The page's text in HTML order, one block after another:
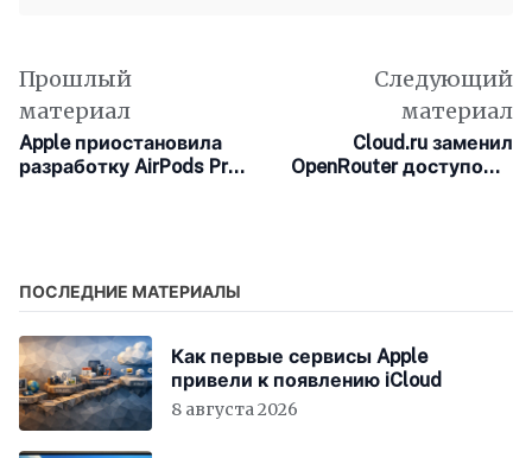
Прошлый
материал
Apple приостановила
разработку AirPods Pro
Следующий
материал
Cloud.ru заменил
OpenRouter доступом к
ПОСЛЕДНИЕ МАТЕРИАЛЫ
Как первые сервисы Apple
привели к появлению iCloud
8 августа 2026